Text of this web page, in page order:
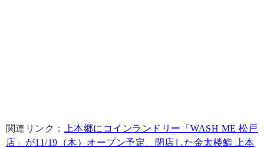
関連リンク：
上本郷にコインランドリー「WASH ME 松戸
店」が11/19（木）オープン予定、閉店した金太楼鮨 上本